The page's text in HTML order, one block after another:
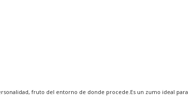
fruto del entorno de donde procede.Es un zumo ideal para